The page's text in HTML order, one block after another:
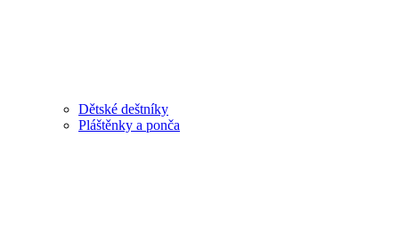
Dětské deštníky
Pláštěnky a ponča